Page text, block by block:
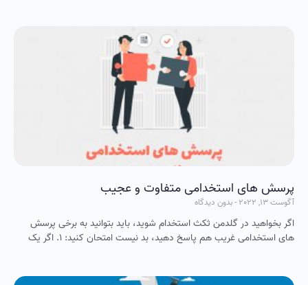
پرسش های استخدامی متفاوت و عجیب
آگوست 13, 2022 بدون دیدگاه
اگر بخواهید در گلدمن ثکث استخدام شوید، باید بتوانید به برخی پرسش
های استخدامی غریب هم پاسخ دهید، بد نیست امتحان کنید: 1. اگر یک